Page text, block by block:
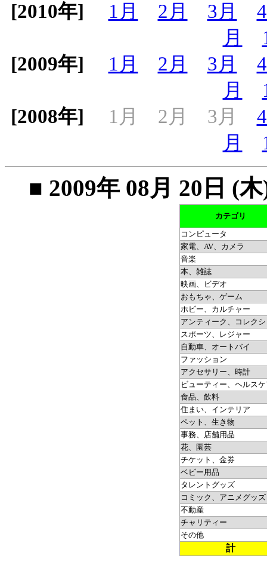
[2010年]
1月 2月 3月
月
[2009年]
1月 2月 3月
月
[2008年]
1月 2月 3月
月
■ 2009年 08月 20日 (
カテゴリ
コンピュータ
家電、AV、カメラ
音楽
本、雑誌
映画、ビデオ
おもちゃ、ゲーム
ホビー、カルチャー
アンティーク、コレク
スポーツ、レジャー
自動車、オートバイ
ファッション
アクセサリー、時計
ビューティー、ヘルス
食品、飲料
住まい、インテリア
ペット、生き物
事務、店舗用品
花、園芸
チケット、金券
ベビー用品
タレントグッズ
コミック、アニメグッズ
不動産
チャリティー
その他
計